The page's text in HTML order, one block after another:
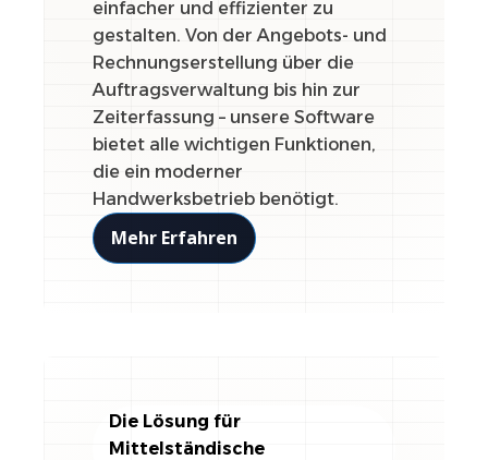
einfacher und effizienter zu
gestalten. Von der Angebots- und
Rechnungserstellung über die
Auftragsverwaltung bis hin zur
Zeiterfassung – unsere Software
bietet alle wichtigen Funktionen,
die ein moderner
Handwerksbetrieb benötigt.
Mehr Erfahren
Die Lösung für
Mittelständische